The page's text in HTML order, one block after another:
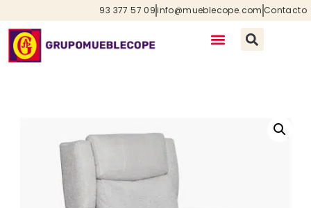
93 377 57 09info@mueblecope.com Contacto